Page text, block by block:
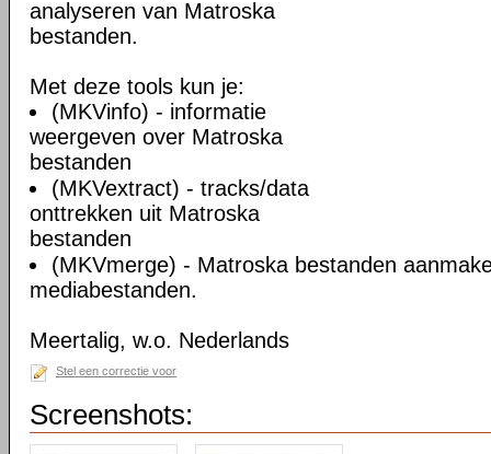
analyseren van Matroska
bestanden.
Met deze tools kun je:
(MKVinfo) - informatie
weergeven over Matroska
bestanden
(MKVextract) - tracks/data
onttrekken uit Matroska
bestanden
(MKVmerge) - Matroska bestanden
mediabestanden.
Meertalig, w.o. Nederlands
Stel een correctie voor
Screenshots: